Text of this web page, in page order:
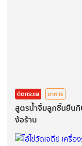
ติดกระแส อาหาร
สูตรน้ำจิ้มลูกชิ้นยืนกิ
ง้อร้าน